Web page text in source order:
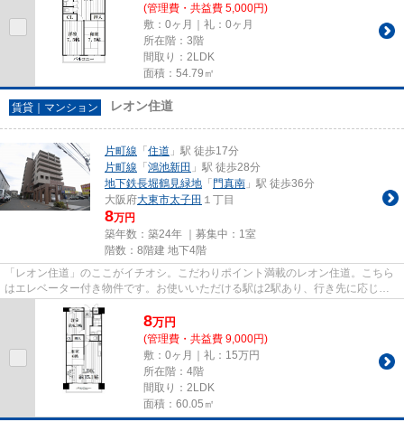
(管理費・共益費 5,000円)
敷：0ヶ月｜礼：0ヶ月
所在階：3階
間取り：2LDK
面積：54.79㎡
賃貸｜マンション レオン住道
片町線 「 住道 」駅 徒歩17分
片町線 「 鴻池新田 」駅 徒歩28分
地下鉄長堀鶴見緑地 「 門真南 」駅 徒歩36分
大阪府大東市太子田 １丁目
8万円
築年数：築24年 ｜募集中： 1室
階数：8階建 地下4階
「レオン住道」のここがイチオシ。こだわりポイント満載のレオン住道。こちら
はエレベーター付き物件です。お使いいただける駅は2駅あり、行き先に応じて
使い分けができます。より多く...
8万円
(管理費・共益費 9,000円)
敷：0ヶ月｜礼：15万円
所在階：4階
間取り：2LDK
面積：60.05㎡